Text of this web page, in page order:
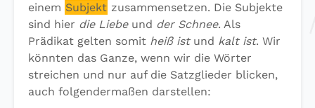
einem Subjekt zusammensetzen. Die Subjekte
sind hier die Liebeund der Schnee. Als
Prädikat gelten somit heiß istund kalt ist. Wir
könnten das Ganze, wenn wir die Wörter
streichen und nur auf die Satzglieder blicken,
auch folgendermaßen darstellen: